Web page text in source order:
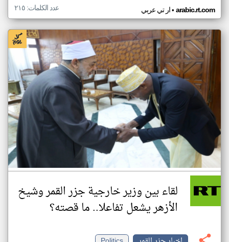
ار تي عربي• arabic.rt.com عدد الكلمات: ٢١٥
لقاء بين وزير خارجية جزر القمر وشيخ
الأزهر يشعل تفاعلا.. ما قصته؟